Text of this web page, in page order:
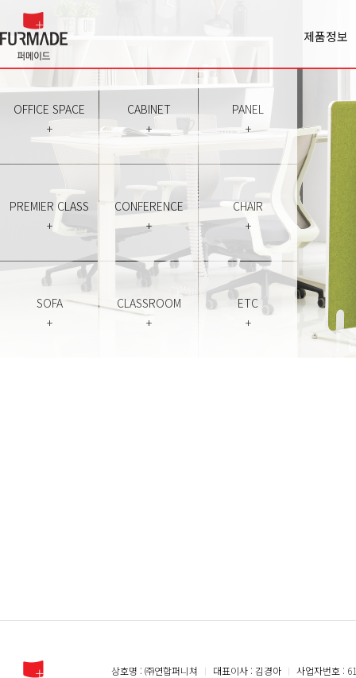
제품정보
Office
Panel
Chair
Sofa
Etc
OFFICE SPACE
+
CABINET
+
PANEL
+
PREMIER CLASS
+
CONFERENCE
+
CHAIR
+
SOFA
+
CLASSROOM
+
ETC
+
상호명 : ㈜연합퍼니쳐 ㅣ 대표이사 : 김경아 ㅣ 사업자번호 :